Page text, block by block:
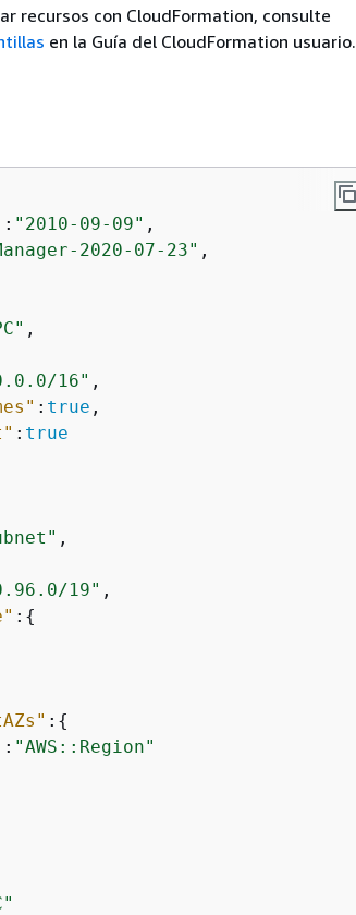
recursos con CloudFormation, consulte
en la Guía del CloudFormation usuario.
: "2010-09-09" ,
2020-07-23" ,
,
16" ,
: true ,
: true
,
19" ,
: {
: {
: "AWS::Region"